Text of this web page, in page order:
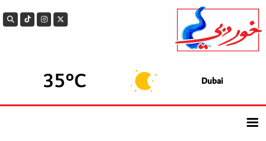
Dubai
35°C